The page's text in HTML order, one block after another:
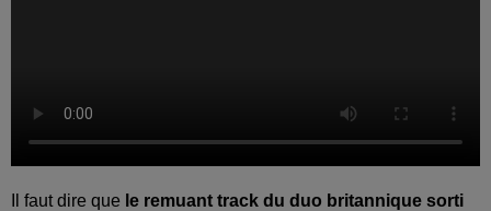
Il faut dire que le remuant track du duo britannique sorti